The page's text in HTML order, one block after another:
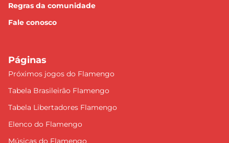
Regras da comunidade
Fale conosco
Páginas
Próximos jogos do Flamengo
Tabela Brasileirão Flamengo
Tabela Libertadores Flamengo
Elenco do Flamengo
Músicas do Flamengo